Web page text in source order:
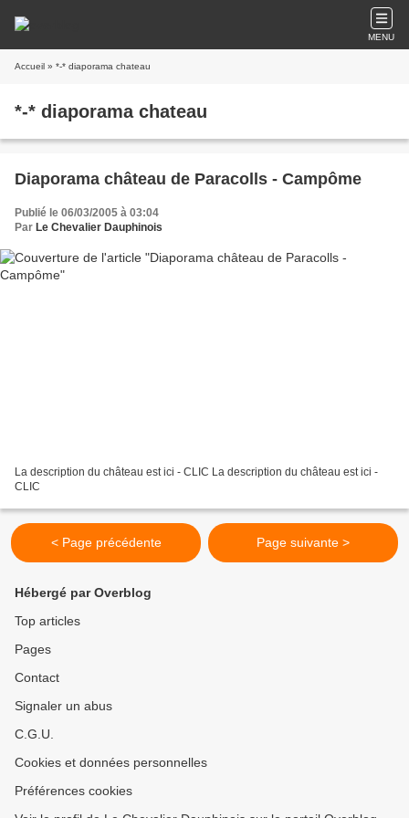
MENU
Accueil » *-* diaporama chateau
*-* diaporama chateau
Diaporama château de Paracolls - Campôme
Publié le 06/03/2005 à 03:04
Par Le Chevalier Dauphinois
La description du château est ici - CLIC La description du château est ici -
CLIC
< Page précédente Page suivante >
Hébergé par Overblog
Top articles
Pages
Contact
Signaler un abus
C.G.U.
Cookies et données personnelles
Préférences cookies